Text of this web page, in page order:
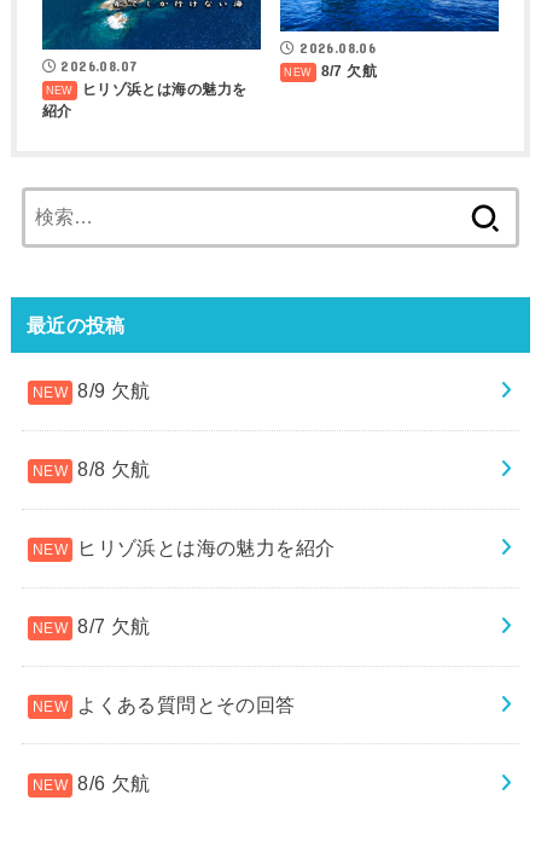
2026.08.07
ヒリゾ浜とは海の魅力を
紹介
2026.08.06
8/7 欠航
索:
最近の投稿
8/9 欠航
8/8 欠航
ヒリゾ浜とは海の魅力を紹介
8/7 欠航
よくある質問とその回答
8/6 欠航